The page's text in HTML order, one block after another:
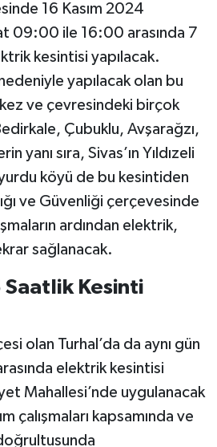
16 Kasım 2024
09:00 ile 16:00 arasında 7
kesintisi yapılacak.
yapılacak olan bu
ve çevresindeki birçok
Çubuklu, Avşarağzı,
yanı sıra, Sivas’ın Yıldızeli
köyü de bu kesintiden
ve Güvenliği çerçevesinde
ardından elektrik,
sağlanacak.
Saatlik Kesinti
olan Turhal’da da aynı gün
elektrik kesintisi
Mahallesi’nde uygulanacak
çalışmaları kapsamında ve